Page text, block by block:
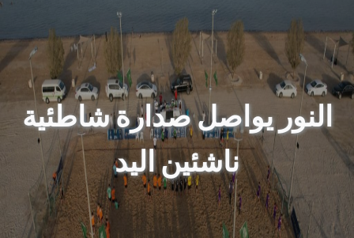
النور يواصل صدارة شاطئية
ناشئين اليد